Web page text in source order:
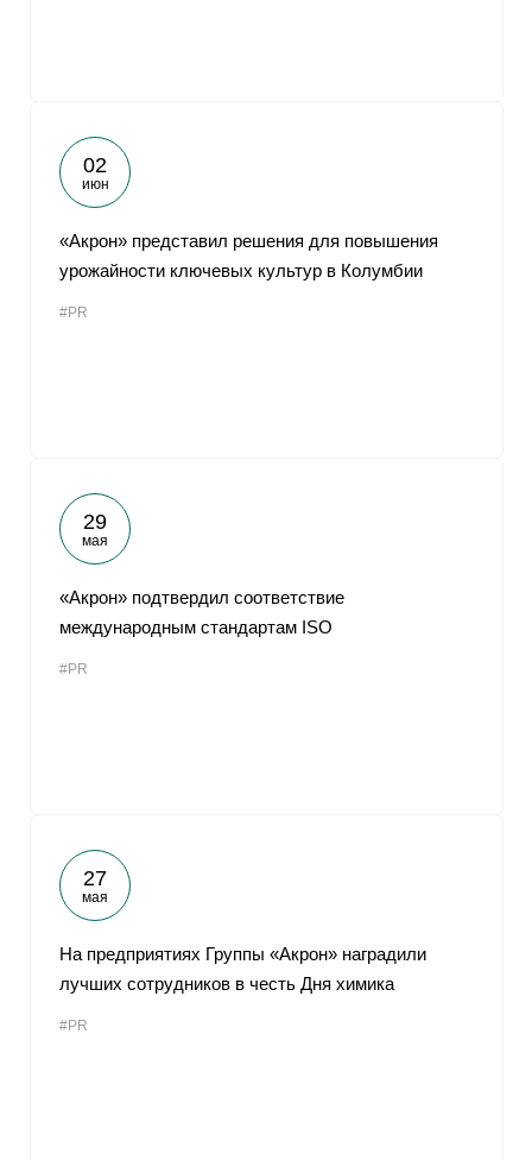
02
июн
«Акрон» представил решения для повышения
урожайности ключевых культур в Колумбии
#PR
29
мая
«Акрон» подтвердил соответствие
международным стандартам ISO
#PR
27
мая
На предприятиях Группы «Акрон» наградили
лучших сотрудников в честь Дня химика
#PR